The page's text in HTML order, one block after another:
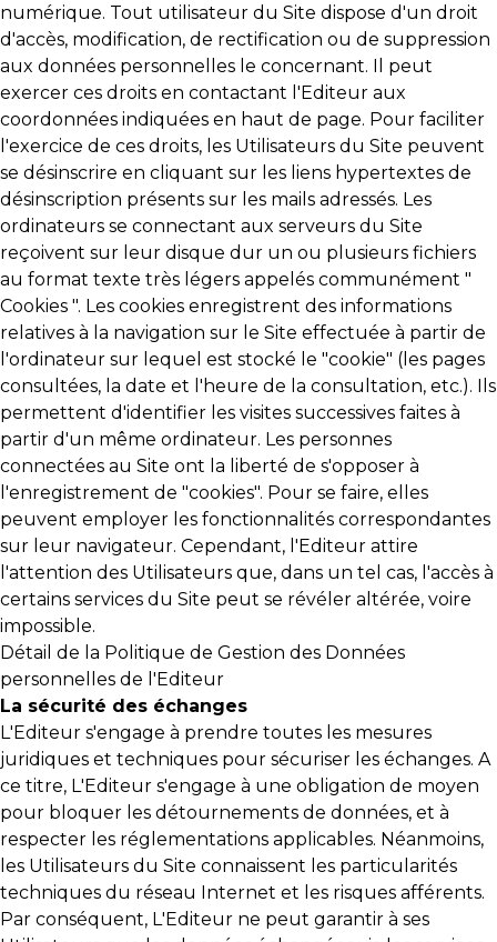
numérique. Tout utilisateur du Site dispose d'un droit
d'accès, modification, de rectification ou de suppression
aux données personnelles le concernant. Il peut
exercer ces droits en contactant l'Editeur aux
coordonnées indiquées en haut de page. Pour faciliter
l'exercice de ces droits, les Utilisateurs du Site peuvent
se désinscrire en cliquant sur les liens hypertextes de
désinscription présents sur les mails adressés. Les
ordinateurs se connectant aux serveurs du Site
reçoivent sur leur disque dur un ou plusieurs fichiers
au format texte très légers appelés communément "
Cookies ". Les cookies enregistrent des informations
relatives à la navigation sur le Site effectuée à partir de
l'ordinateur sur lequel est stocké le "cookie" (les pages
consultées, la date et l'heure de la consultation, etc.). Ils
permettent d'identifier les visites successives faites à
partir d'un même ordinateur. Les personnes
connectées au Site ont la liberté de s'opposer à
l'enregistrement de "cookies". Pour se faire, elles
peuvent employer les fonctionnalités correspondantes
sur leur navigateur. Cependant, l'Editeur attire
l'attention des Utilisateurs que, dans un tel cas, l'accès à
certains services du Site peut se révéler altérée, voire
impossible.
Détail de la Politique de Gestion des Données
personnelles de l'Editeur
La sécurité des échanges
L'Editeur s'engage à prendre toutes les mesures
juridiques et techniques pour sécuriser les échanges. A
ce titre, L'Editeur s'engage à une obligation de moyen
pour bloquer les détournements de données, et à
respecter les réglementations applicables. Néanmoins,
les Utilisateurs du Site connaissent les particularités
techniques du réseau Internet et les risques afférents.
Par conséquent, L'Editeur ne peut garantir à ses